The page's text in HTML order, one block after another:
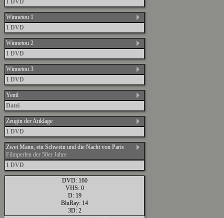
1 DVD
Winnetou 1
1 DVD
Winnetou 2
1 DVD
Winnetou 3
1 DVD
Yentl
Datei
Zeugin der Anklage
1 DVD
Zwei Mann, ein Schwein und die Nacht von Paris
Filmperlen der 50er Jahre
1 DVD
DVD: 160
VHS: 0
D: 19
BluRay: 14
3D: 2